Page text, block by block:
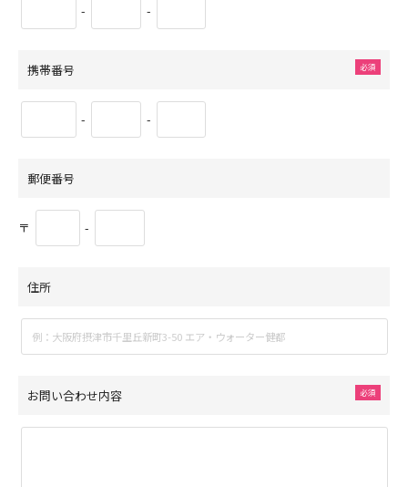
- -
携帯番号
- -
郵便番号
〒 -
住所
お問い合わせ内容